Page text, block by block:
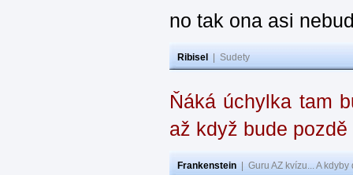
no tak ona asi
Ribisel Sudety
Ňáká úchylka tam
až když bude pozdě
Frankenstein Guru AZ kvízu... A